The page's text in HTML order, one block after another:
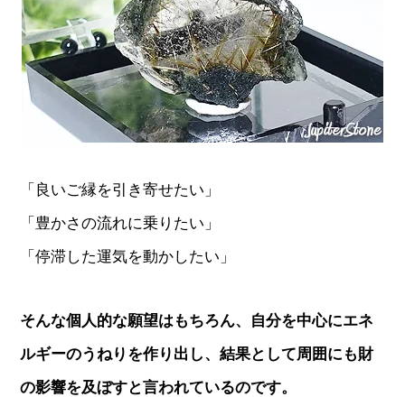
「良いご縁を引き寄せたい」
「豊かさの流れに乗りたい」
「停滞した運気を動かしたい」
そんな個人的な願望はもちろん、自分を中心にエネ
ルギーのうねりを作り出し、結果として周囲にも財
の影響を及ぼすと言われているのです。